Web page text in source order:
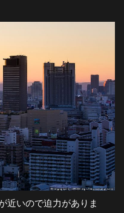
近いので迫力がありま